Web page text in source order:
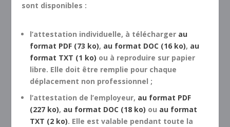
sont disponibles :
l’attestation individuelle, à télécharger au
format PDF (73 ko), au format DOC (16 ko), au
format TXT (1 ko) ou à reproduire sur papier
libre. Elle doit être remplie pour chaque
déplacement non professionnel ;
l’attestation de l’employeur, au format PDF
(227 ko), au format DOC (18 ko) ou au format
TXT (2 ko). Elle est valable pendant toute la